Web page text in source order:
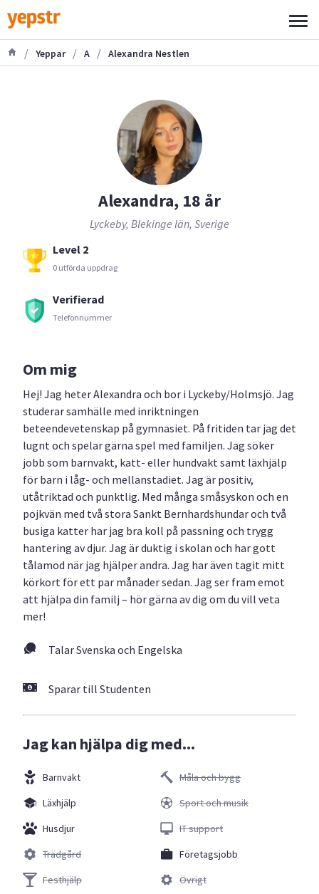
/ Yeppar / A / Alexandra Nestlen
Alexandra, 18 år
Lyckeby, Blekinge län, Sverige
Level 2
0 utförda uppdrag
Verifierad
Telefonnummer
Om mig
Hej! Jag heter Alexandra och bor i Lyckeby/Holmsjö. Jag
studerar samhälle med inriktningen
beteendevetenskap på gymnasiet. På fritiden tar jag det
lugnt och spelar gärna spel med familjen. Jag söker
jobb som barnvakt, katt- eller hundvakt samt läxhjälp
för barn i låg- och mellanstadiet. Jag är positiv,
utåtriktad och punktlig. Med många småsyskon och en
pojkvän med två stora Sankt Bernhardshundar och två
busiga katter har jag bra koll på passning och trygg
hantering av djur. Jag är duktig i skolan och har gott
tålamod när jag hjälper andra. Jag har även tagit mitt
körkort för ett par månader sedan. Jag ser fram emot
att hjälpa din familj – hör gärna av dig om du vill veta
mer!
Talar Svenska och Engelska
Sparar till Studenten
Jag kan hjälpa dig med...
Barnvakt
Läxhjälp
Husdjur
Trädgård
Festhjälp
Måla och bygg
Sport och musik
IT support
Företagsjobb
Övrigt